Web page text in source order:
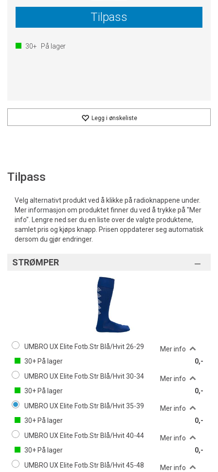
Tilpass
30+ På lager
Legg i ønskeliste
Tilpass
Velg alternativt produkt ved å klikke på radioknappene under.
Mer informasjon om produktet finner du ved å trykke på "Mer
info". Lengre ned ser du en liste over de valgte produktene,
samlet pris og kjøps knapp. Prisen oppdaterer seg automatisk
dersom du gjør endringer.
STRØMPER
UMBRO UX Elite Fotb.Str Blå/Hvit 26-29
Mer info
30+ På lager
0,-
UMBRO UX Elite Fotb.Str Blå/Hvit 30-34
Mer info
30+ På lager
0,-
UMBRO UX Elite Fotb.Str Blå/Hvit 35-39
Mer info
30+ På lager
0,-
UMBRO UX Elite Fotb.Str Blå/Hvit 40-44
Mer info
30+ På lager
0,-
UMBRO UX Elite Fotb.Str Blå/Hvit 45-48
Mer info